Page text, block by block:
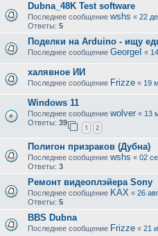
Dubna_48K Test software
Последнее сообщение wshs « 22
Ответы: 5
Поделки на Arduino - ищу
Последнее сообщение GeorgeI «
халявное ИИ
Последнее сообщение Frizze « 19
Windows 11
Последнее сообщение wolver « 13
Ответы: 39
1 2
Полигон призраков (Дубна)
Последнее сообщение wshs « 02
Ответы: 3
Ремонт видеоплэйера Sony
Последнее сообщение KAX « 26
Ответы: 5
BBS Dubna
Последнее сообщение Frizze « 21